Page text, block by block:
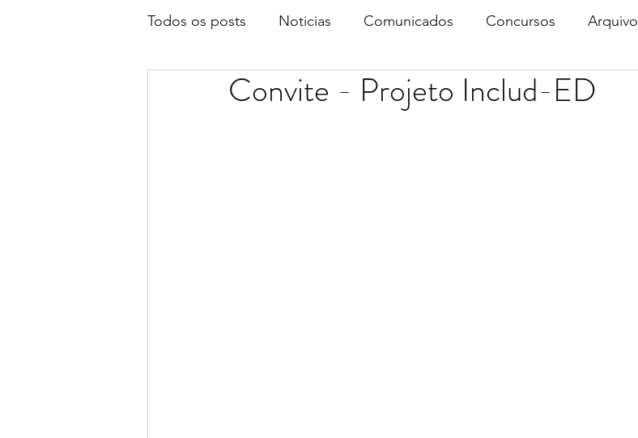
Todos os posts Noticias Comunicados Concursos Arquivo
Desporto Escolar Clubes ebem ebpol ubuntu
Convite - Projeto Includ-ED